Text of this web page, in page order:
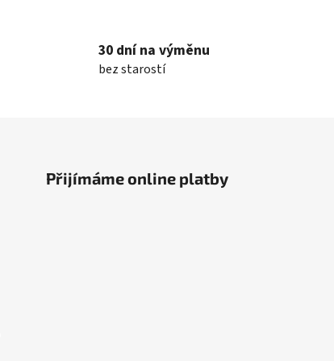
30 dní na výměnu
bez starostí
Přijímáme online platby